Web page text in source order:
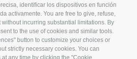
identificar los dispositivos en función
activamente. You are free to give, refuse,
incurring substantial limitations. By
to the use of cookies and similar tools.
button to customize your choices or
strictly necessary cookies. You can
any time by clicking the "Cookie
GROUP PARTNERS: